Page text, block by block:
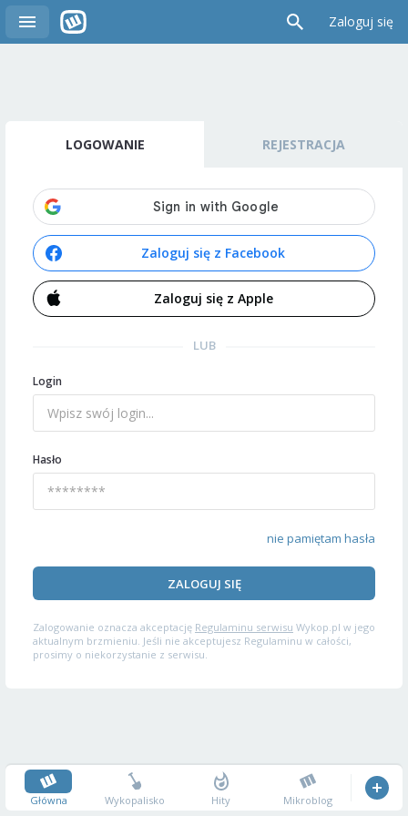
Zaloguj się
LOGOWANIE REJESTRACJA
Zaloguj się z Facebook
Zaloguj się z Apple
LUB
Login
Hasło
nie pamiętam hasła
ZALOGUJ SIĘ
Zalogowanie oznacza akceptację Regulaminu serwisu Wykop.pl w jego
aktualnym brzmieniu. Jeśli nie akceptujesz Regulaminu w całości,
prosimy o niekorzystanie z serwisu.
Główna Wykopalisko Hity Mikroblog